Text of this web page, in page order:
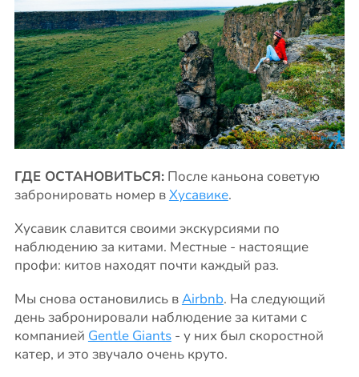
ГДЕ ОСТАНОВИТЬСЯ:После каньона советую
забронировать номер вХусавике.
Хусавик славится своими экскурсиями по
наблюдению за китами. Местные - настоящие
профи: китов находят почти каждый раз.
Мы снова остановились вAirbnb. На следующий
день забронировали наблюдение за китами с
компанией Gentle Giants- у них был скоростной
катер, и это звучало очень круто.